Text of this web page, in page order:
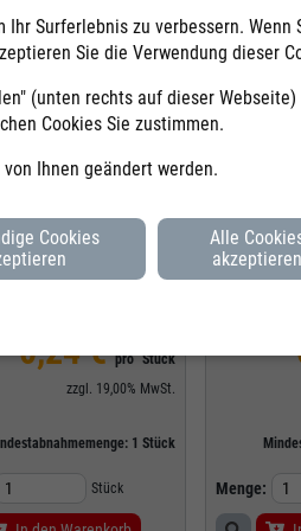
AWF111100
Härtegrad HB, Schaftform
Schaftfarbe schwarz
Sofort lieferbar
0,24 € pro Stück
zzgl. 19,00% MwSt.
1 Stück
Stück
Bleistift 1111,
Sechskant,
Menge:
Ihr Surferlebnis zu verbessern. Wenn
Sie die Verwendung dieser
(unten rechts auf dieser Webseite)
Cookies Sie zustimmen.
Ihnen geändert werden.
Cookies
Alle
akzeptieren